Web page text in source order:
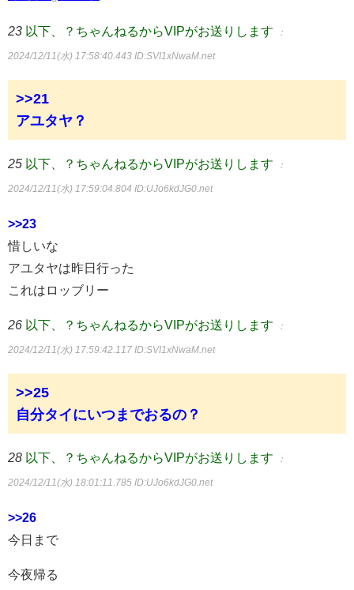
23 以下、？ちゃんねるからVIPがお送りします ：
2024/12/11(水) 17:58:40.443 ID:SVI1xNwaM.net
>>21
アユタヤ？
25 以下、？ちゃんねるからVIPがお送りします ：
2024/12/11(水) 17:59:04.804 ID:UJo6kdJG0.net
>>23
惜しいな
アユタヤは昨日行った
これはロッブリー
26 以下、？ちゃんねるからVIPがお送りします ：
2024/12/11(水) 17:59:42.117 ID:SVI1xNwaM.net
>>25
自分タイにいつまでおるの？
28 以下、？ちゃんねるからVIPがお送りします ：
2024/12/11(水) 18:01:11.785 ID:UJo6kdJG0.net
>>26
今日まで
今夜帰る